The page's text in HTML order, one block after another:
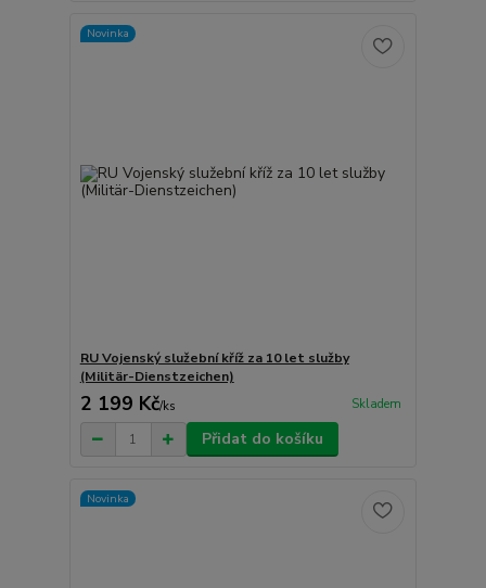
Novinka
RU Vojenský služební kříž za 10 let služby
(Militär-Dienstzeichen)
2 199 Kč/ks Skladem
Přidat do košíku
Novinka